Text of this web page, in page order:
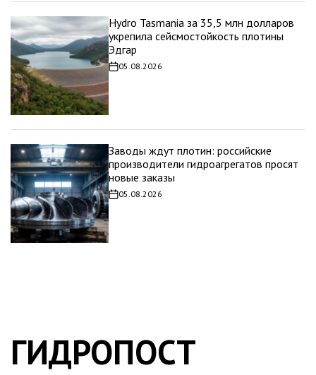
Hydro Tasmania за 35,5 млн долларов
укрепила сейсмостойкость плотины
Эдгар
Дата
записи
05.08.2026
Заводы ждут плотин: российские
производители гидроагрегатов просят
новые заказы
Дата05.08.2026
ГИДРОПОСТ